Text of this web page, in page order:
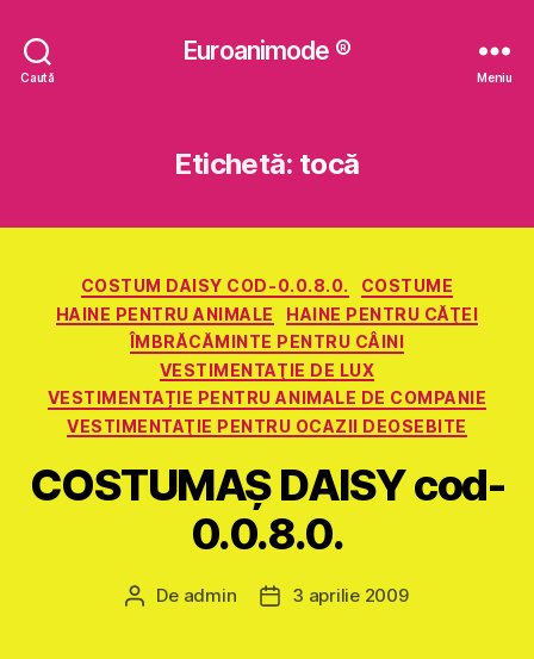
Caută
Euroanimode ®
Meniu
Etichetă: tocă
Categorii
COSTUM DAISY COD-0.0.8.0.
COSTUME
HAINE PENTRU ANIMALE
HAINE PENTRU CĂŢEI
ÎMBRĂCĂMINTE PENTRU CÂINI
VESTIMENTAŢIE DE LUX
VESTIMENTAȚIE PENTRU ANIMALE DE COMPANIE
VESTIMENTAŢIE PENTRU OCAZII DEOSEBITE
COSTUMAŞ DAISY cod-
0.0.8.0.
Autor
De admin
Dată3 aprilie 2009